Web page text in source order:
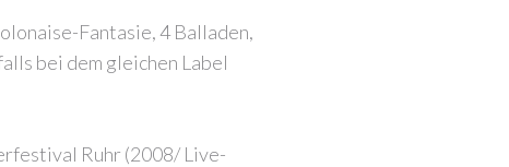
Fantasie, 4 Balladen,
bei dem gleichen Label
Ruhr (2008/ Live-